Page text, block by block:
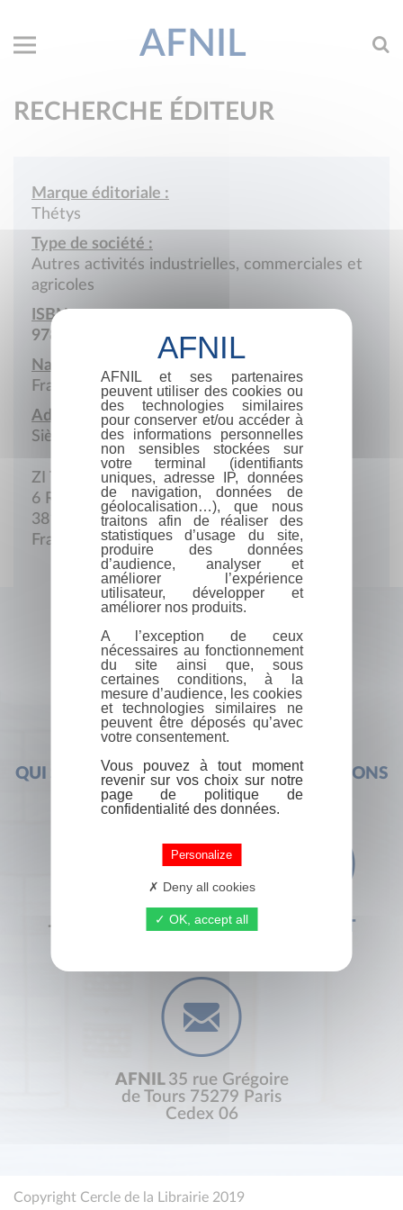
AFNIL
RECHERCHE ÉDITEUR
Marque éditoriale :
Thétys
Type de société :
Autres activités industrielles, commerciales et
agricoles
ISBN :
978-2-9506949
Nationalité :
France
Adresse :
Siège social
ZI Tuileries 2
6 Rue Valérien Perrin
38170 Seyssinet
France
QUI SOMMES-NOUS ?FOIRE AUX QUESTIONS
+33 (0) 1 44 41 29 19 CONTACT
AFNIL 35 rue Grégoire
de Tours 75279 Paris
Cedex 06
Copyright Cercle de la Librairie 2019
AFNIL et ses partenaires
peuvent utiliser des cookies ou
des technologies similaires
pour conserver et/ou accéder à
des informations personnelles
non sensibles stockées sur
votre terminal (identifiants
uniques, adresse IP, données
de navigation, données de
géolocalisation…), que nous
traitons afin de réaliser des
statistiques d’usage du site,
produire des données
d’audience, analyser et
améliorer l’expérience
utilisateur, développer et
améliorer nos produits.
A l’exception de ceux
nécessaires au fonctionnement
du site ainsi que, sous
certaines conditions, à la
mesure d’audience, les cookies
et technologies similaires ne
peuvent être déposés qu’avec
votre consentement.
Vous pouvez à tout moment
revenir sur vos choix sur notre
page de politique de
confidentialité des données.
Personalize
Deny all cookies
OK, accept all